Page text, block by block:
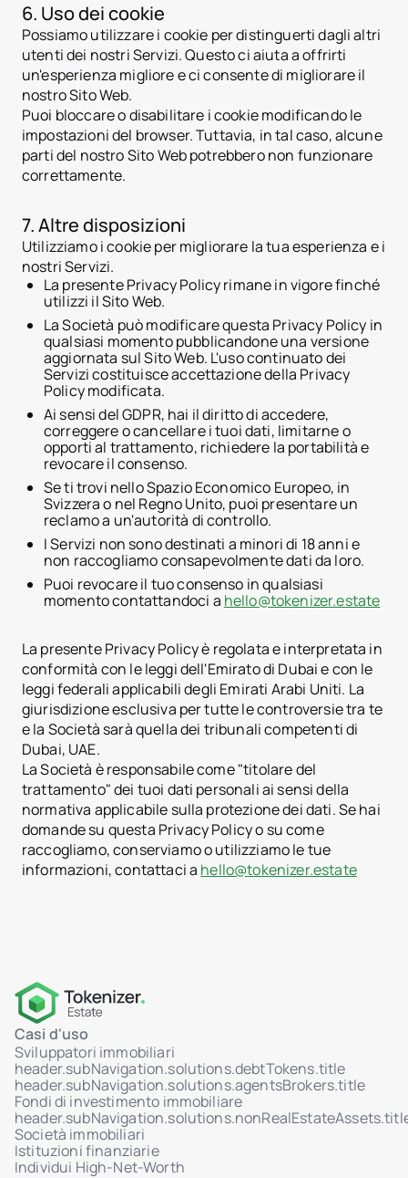
6. Uso dei cookie
Possiamo utilizzare i cookie per distinguerti dagli altri
utenti dei nostri Servizi. Questo ci aiuta a offrirti
un'esperienza migliore e ci consente di migliorare il
nostro Sito Web.
Puoi bloccare o disabilitare i cookie modificando le
impostazioni del browser. Tuttavia, in tal caso, alcune
parti del nostro Sito Web potrebbero non funzionare
correttamente.
7. Altre disposizioni
Utilizziamo i cookie per migliorare la tua esperienza e i
nostri Servizi.
La presente Privacy Policy rimane in vigore finché
utilizzi il Sito Web.
La Società può modificare questa Privacy Policy in
qualsiasi momento pubblicandone una versione
aggiornata sul Sito Web. L'uso continuato dei
Servizi costituisce accettazione della Privacy
Policy modificata.
Ai sensi del GDPR, hai il diritto di accedere,
correggere o cancellare i tuoi dati, limitarne o
opporti al trattamento, richiedere la portabilità e
revocare il consenso.
Se ti trovi nello Spazio Economico Europeo, in
Svizzera o nel Regno Unito, puoi presentare un
reclamo a un'autorità di controllo.
I Servizi non sono destinati a minori di 18 anni e
non raccogliamo consapevolmente dati da loro.
Puoi revocare il tuo consenso in qualsiasi
momento contattandoci a hello@tokenizer.estate
La presente Privacy Policy è regolata e interpretata in
conformità con le leggi dell'Emirato di Dubai e con le
leggi federali applicabili degli Emirati Arabi Uniti. La
giurisdizione esclusiva per tutte le controversie tra te
e la Società sarà quella dei tribunali competenti di
Dubai, UAE.
La Società è responsabile come "titolare del
trattamento" dei tuoi dati personali ai sensi della
normativa applicabile sulla protezione dei dati. Se hai
domande su questa Privacy Policy o su come
raccogliamo, conserviamo o utilizziamo le tue
informazioni, contattaci a hello@tokenizer.estate
Casi d'uso
Sviluppatori immobiliari
header.subNavigation.solutions.debtTokens.title
header.subNavigation.solutions.agentsBrokers.title
Fondi di investimento immobiliare
Società immobiliari
Istituzioni finanziarie
Individui High-Net-Worth
Portogallo
Arabia Saudita
Serbia
Spagna
Thailandia
Emirati Arabi Uniti
Vietnam
Mondo
Prezzi